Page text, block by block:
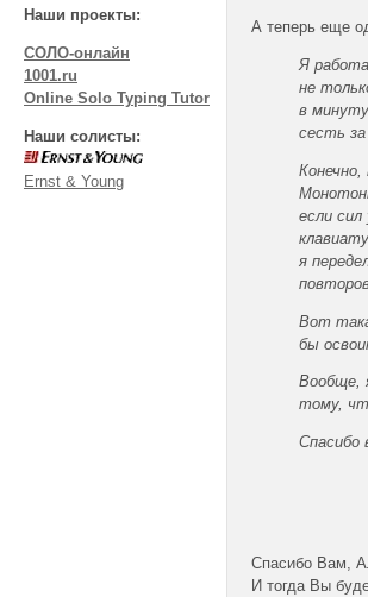
Наши проекты:
СОЛО-онлайн
1001.ru
Online Solo Typing Tutor
Наши солисты:
Ernst & Young
А теперь еще
Я
не
в
сесть
если
я
Вот
бы
Вообще,
тому,
Спасибо
Спасибо Вам,
И тогда Вы